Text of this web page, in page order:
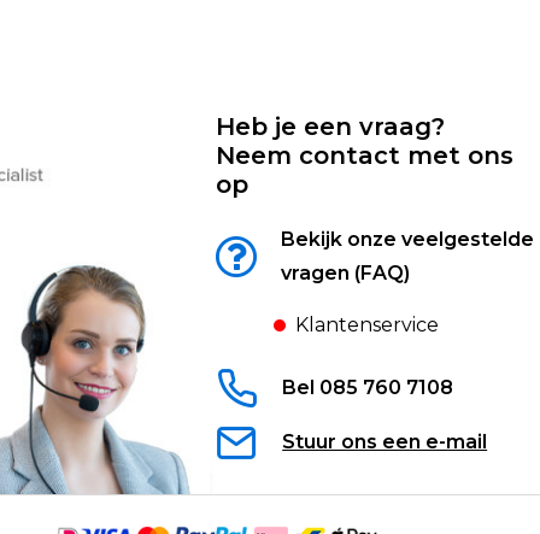
Heb je een vraag?
Neem contact met ons
op
Bekijk onze veelgestelde
vragen (FAQ)
Klantenservice
Bel 085 760 7108
Stuur ons een e-mail